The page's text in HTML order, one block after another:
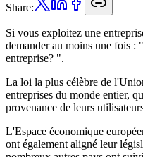
Share:
Si vous exploitez une
demander au moins une fois
entreprise? ".
La loi la plus célèbre de
entreprises du monde entier,
provenance de leurs
L'Espace économique
ont également aligné leur